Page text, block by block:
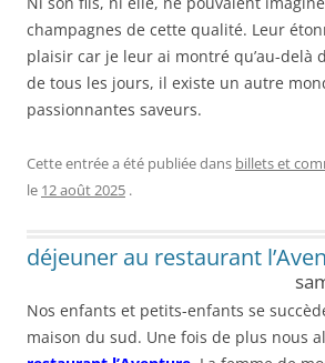
champagnes de cette qualité. Leur
plaisir car je leur ai montré qu’au-delà
de tous les jours, il existe un autre
passionnantes saveurs.
Cette entrée a été publiée dans billets et
le 12 août 2025 .
déjeuner au restaurant
Nos enfants et petits-enfants se
maison du sud. Une fois de plus nous